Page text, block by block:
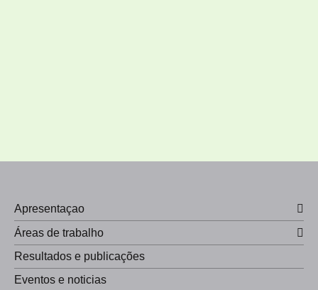
Apresentaçao
Áreas de trabalho
Resultados e publicações
Eventos e noticias